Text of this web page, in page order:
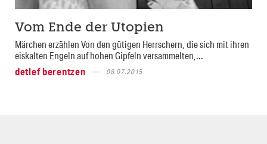
Vom Ende der Utopien
Märchen erzählen Von den gütigen Herrschern, die sich mit ihren
eiskalten Engeln auf hohen Gipfeln versammelten,...
detlef berentzen
08.07.2015